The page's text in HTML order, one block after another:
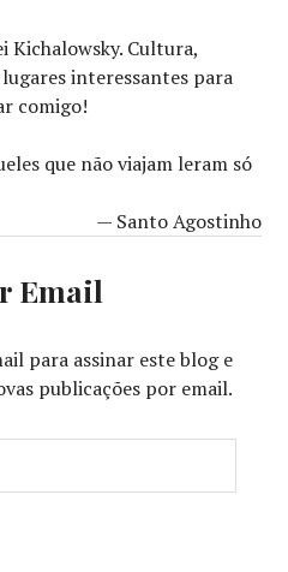
Kichalowsky. Cultura,
interessantes para
comigo!
que não viajam leram só
— Santo Agostinho
Email
para assinar este blog e
publicações por email.